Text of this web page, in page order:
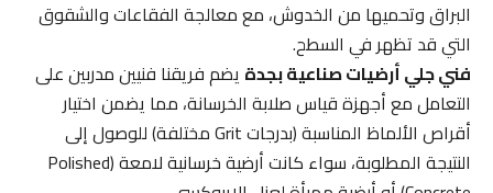
البراق وتحميها من الخدوش، مع معالجة الفقاعات والشقوق
التي قد تظهر في السطح.
فني جلي أرضيات صناعية بجدةيضم فريقنا فنيين مدربين على
التعامل مع أجهزة قياس صلابة الخرسانة، مما يضمن اختيار
أقراص الألماظ المناسبة (بدرجات Grit مختلفة) للوصول إلى
النتيجة المطلوبة، سواء كانت أرضية خرسانية لامعة (Polished